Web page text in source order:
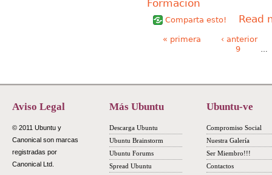
Formación
Comparta esto!
Read
Páginas
« primera
‹ anterior
9
Aviso Legal
© 2011 Ubuntu y
Canonical son marcas
registradas por
Canonical Ltd.
Más Ubuntu
Descarga Ubuntu
Ubuntu Brainstorm
Ubuntu Forums
Spread Ubuntu
Ubuntu-ve
Compromiso Social
Nuestra Galería
Ser Miembro!!!
Contactos